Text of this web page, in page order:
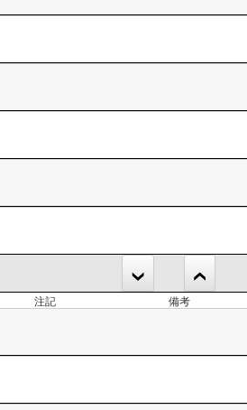
注記 備考